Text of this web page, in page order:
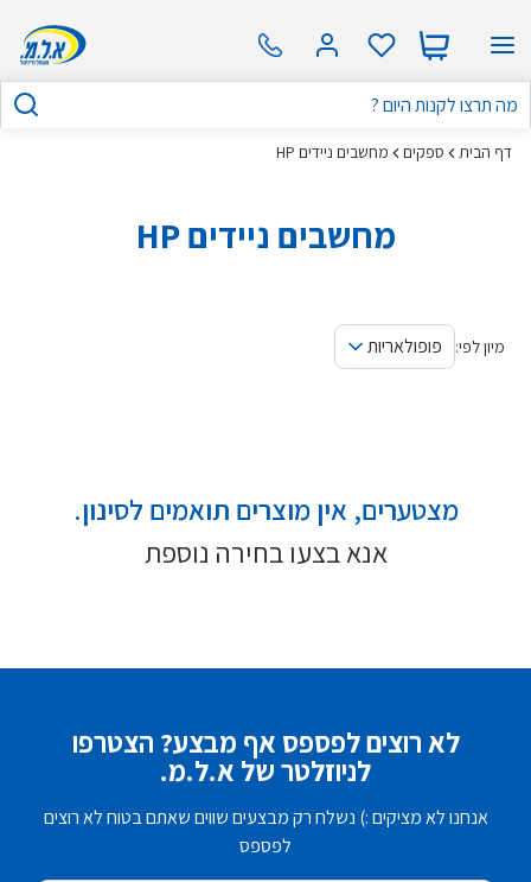
דף הבית ספקים מחשבים ניידים HP
מחשבים ניידים HP
מיון לפי: פופולאריות
מצטערים, אין מוצרים תואמים לסינון.
אנא בצעו בחירה נוספת
לא רוצים לפספס אף מבצע? הצטרפו
לניוזלטר של א.ל.מ.
אנחנו לא מציקים :) נשלח רק מבצעים שווים שאתם בטוח לא רוצים
לפספס